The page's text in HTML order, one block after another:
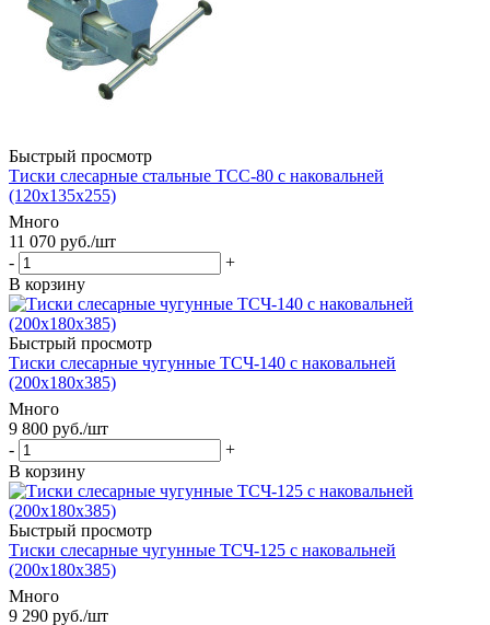
Быстрый просмотр
Тиски слесарные стальные TCС-80 с наковальней
(120x135x255)
Много
11 070 руб./шт
-
+
В корзину
Быстрый просмотр
Тиски слесарные чугунные TCЧ-140 с наковальней
(200x180x385)
Много
9 800 руб./шт
-
+
В корзину
Быстрый просмотр
Тиски слесарные чугунные TCЧ-125 с наковальней
(200x180x385)
Много
9 290 руб./шт